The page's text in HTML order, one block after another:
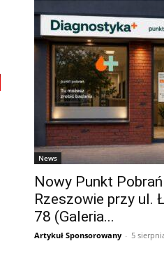
News
Nowy Punkt
Rzeszowie przy ul.
78 (Galeria...
Artykuł Sponsorowany - 5